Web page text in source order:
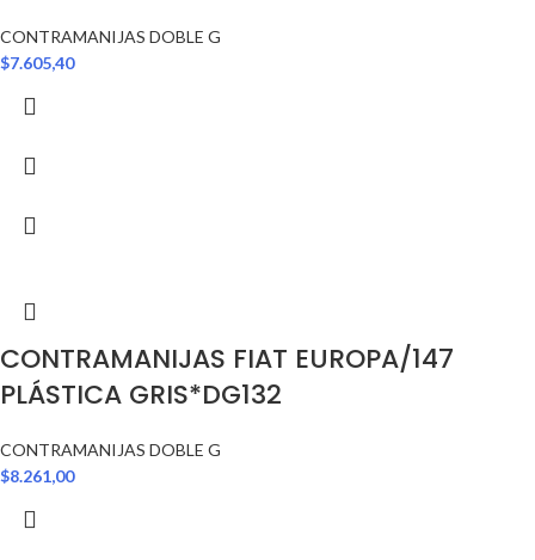
CONTRAMANIJAS DOBLE G
$7.605,40
CONTRAMANIJAS FIAT EUROPA/147
PLÁSTICA GRIS*DG132
CONTRAMANIJAS DOBLE G
$8.261,00